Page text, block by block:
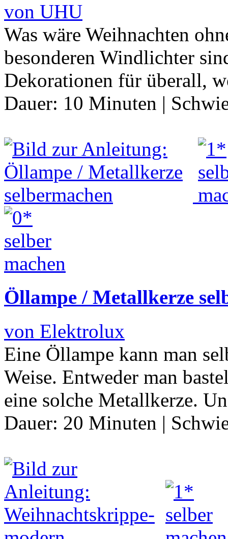
von UHU
Was wäre Weihnachten
besonderen Windlichter
Dekorationen für überall,
Dauer: 10 Minuten |
Öllampe / Metallkerze
von Elektrolux
Eine Öllampe kann man
Weise. Entweder man
eine solche Metallkerze.
Dauer: 20 Minuten |